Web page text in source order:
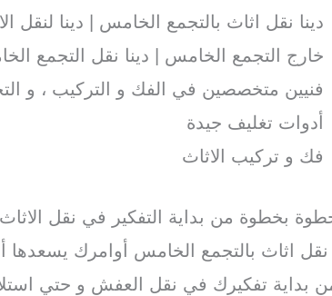
دينا نقل اثاث بالتجمع الخامس | دينا لنقل
خارج التجمع الخامس | دينا نقل التجمع
فنيين متخصصين في الفك و التركيب ، و
أدوات تغليف جيدة
فك و تركيب الاثاث
بخطوة من بداية التفكير في نقل الاثاث
اثاث بالتجمع الخامس أوامرك
بداية تفكيرك في نقل العفش و حتي